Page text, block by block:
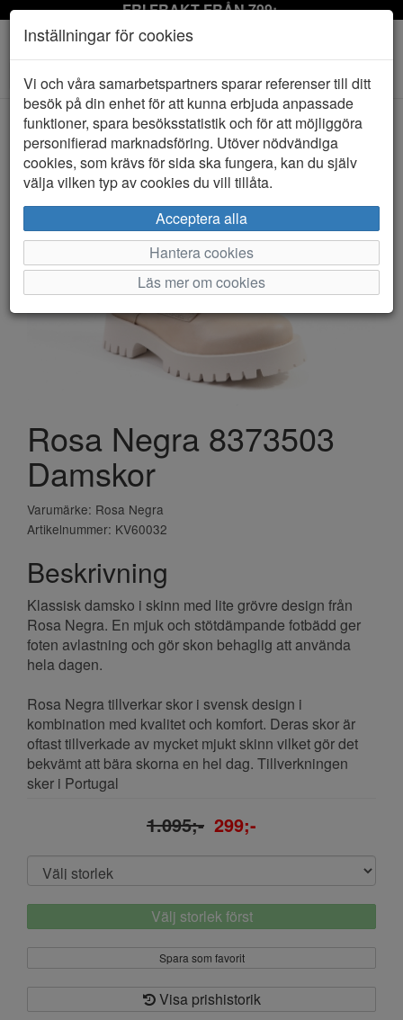
FRI FRAKT FRÅN 799:-
Toggle
navigation
HEM ROSA NEGRA
Rosa Negra 8373503
Damskor
Varumärke: Rosa Negra
Artikelnummer: KV60032
Beskrivning
Klassisk damsko i skinn med lite grövre design från
Rosa Negra. En mjuk och stötdämpande fotbädd ger
foten avlastning och gör skon behaglig att använda
hela dagen.
Rosa Negra tillverkar skor i svensk design i
kombination med kvalitet och komfort. Deras skor är
oftast tillverkade av mycket mjukt skinn vilket gör det
bekvämt att bära skorna en hel dag. Tillverkningen
sker i Portugal
1.095;- 299;-
Välj storlek först
Spara som favorit
Visa prishistorik
Inställningar för cookies
Vi och våra samarbetspartners sparar referenser till ditt
besök på din enhet för att kunna erbjuda anpassade
funktioner, spara besöksstatistik och för att möjliggöra
personifierad marknadsföring. Utöver nödvändiga
cookies, som krävs för sida ska fungera, kan du själv
välja vilken typ av cookies du vill tillåta.
Acceptera alla
Hantera cookies
Läs mer om cookies